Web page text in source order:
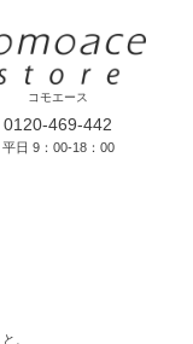
コモエース
0120-469-442
平日 9：00-18：00
、